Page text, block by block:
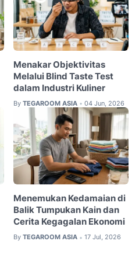
Menakar Objektivitas
Melalui Blind Taste Test
dalam Industri Kuliner
By TEGAROOM ASIA • 04 Jun, 2026
Menemukan Kedamaian di
Balik Tumpukan Kain dan
Cerita Kegagalan Ekonomi
By TEGAROOM ASIA • 17 Jul, 2026